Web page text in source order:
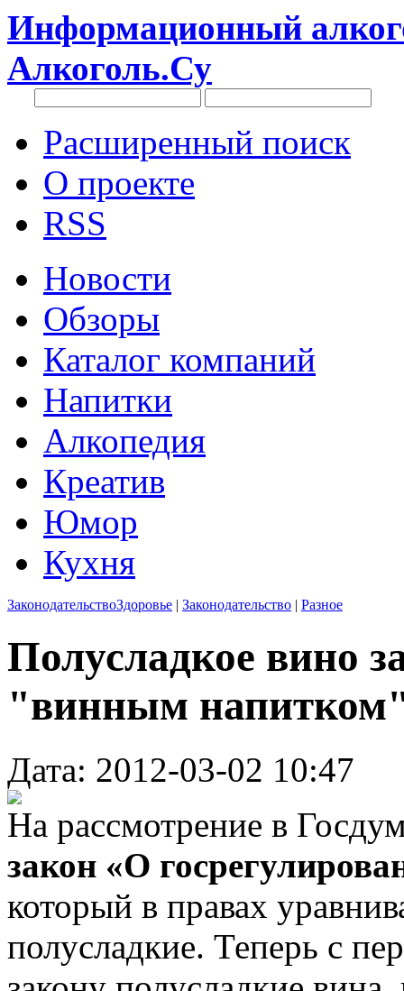
Информационный
Алкоголь.Су
Расширенный поиск
О проекте
RSS
Новости
Обзоры
Каталог компаний
Напитки
Алкопедия
Креатив
Юмор
Кухня
ЗаконодательствоЗдоровье | Законодательство | Разное
Полусладкое вино
"винным
Дата: 2012-03-02 10:47
На рассмотрение в
закон «О
который в правах
полусладкие. Теперь с